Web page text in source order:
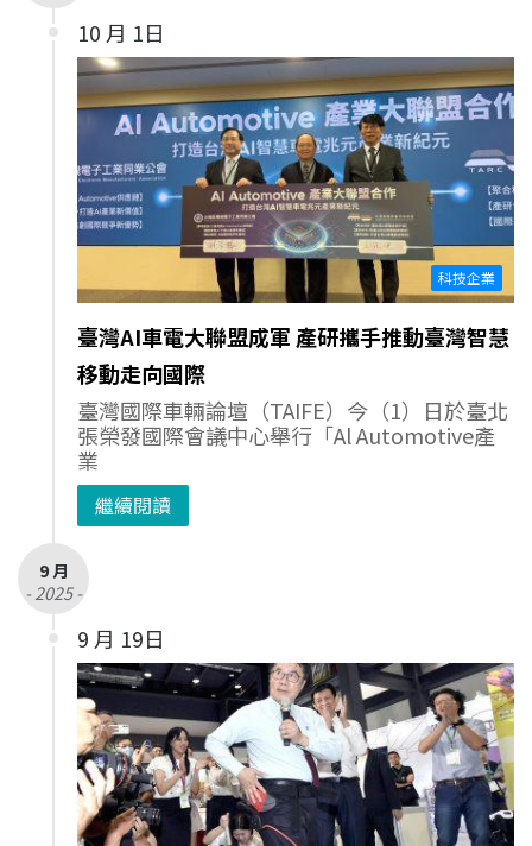
10 月 1日
科技企業
臺灣AI車電大聯盟成軍 產研攜手推動臺灣智慧
移動走向國際
臺灣國際車輛論壇（TAIFE）今（1）日於臺北
張榮發國際會議中心舉行「Al Automotive產
業
繼續閱讀
9 月
- 2025 -
9 月 19日